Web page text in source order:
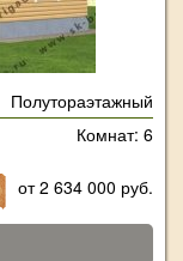
Полутораэтажный
Комнат: 6
от 2 634 000 руб.